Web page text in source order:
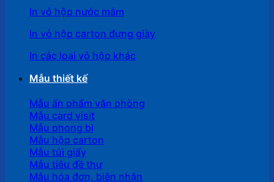
In vỏ hộp nước mắm
In vỏ hộp carton đựng giày
In các loại vỏ hộp khác
Mẫu thiết kế
Mẫu ấn phẩm văn phòng
Mẫu card visit
Mẫu phong bì
Mẫu hộp carton
Mẫu túi giấy
Mẫu tiêu đề thư
Mẫu hóa đơn, biên nhận